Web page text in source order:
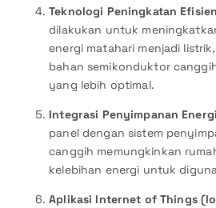
Teknologi Peningkatan
dilakukan untuk
energi matahari menjadi
bahan semikonduktor
yang lebih optimal.
Integrasi Penyimpanan Energi
panel dengan sistem
canggih memungkinkan
kelebihan energi untuk
Aplikasi Internet of Things